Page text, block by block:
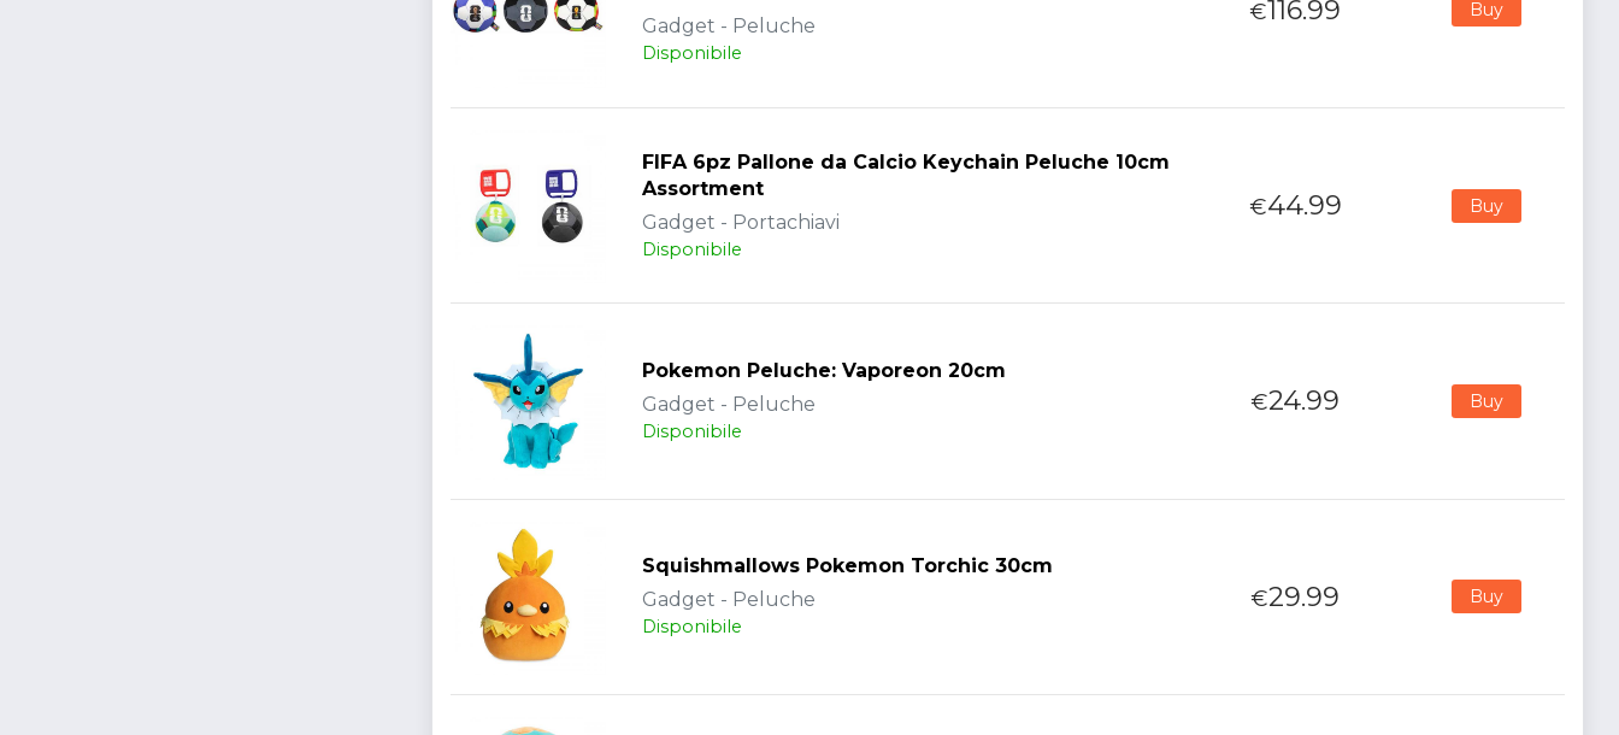
Gadget - Peluche
Disponibile
€116.99 Buy
FIFA 6pz Pallone da Calcio Keychain Peluche 10cm
Assortment
Gadget - Portachiavi
Disponibile
€44.99 Buy
Pokemon Peluche: Vaporeon 20cm
Gadget - Peluche
Disponibile
€24.99 Buy
Squishmallows Pokemon Torchic 30cm
Gadget - Peluche
Disponibile
€29.99 Buy